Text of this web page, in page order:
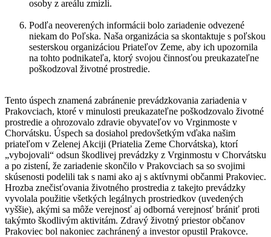
osoby z areálu zmizli.
Podľa neoverených informácii bolo zariadenie odvezené
niekam do Poľska. Naša organizácia sa skontaktuje s poľskou
sesterskou organizáciou Priateľov Zeme, aby ich upozornila
na tohto podnikateľa, ktorý svojou činnosťou preukazateľne
poškodzoval životné prostredie.
Tento úspech znamená zabránenie prevádzkovania zariadenia v
Prakovciach, ktoré v minulosti preukazateľne poškodzovalo životné
prostredie a ohrozovalo zdravie obyvateľov vo Vrginmoste v
Chorvátsku. Úspech sa dosiahol predovšetkým vďaka našim
priateľom v Zelenej Akciji (Priatelia Zeme Chorvátska), ktorí
„vybojovali“ odsun škodlivej prevádzky z Vrginmostu v Chorvátsku
a po zistení, že zariadenie skončilo v Prakovciach sa so svojimi
skúsenosti podelili tak s nami ako aj s aktívnymi občanmi Prakoviec.
Hrozba znečisťovania životného prostredia z takejto prevádzky
vyvolala použitie všetkých legálnych prostriedkov (uvedených
vyššie), akými sa môže verejnosť aj odborná verejnosť brániť proti
takýmto škodlivým aktivitám. Zdravý životný priestor občanov
Prakoviec bol nakoniec zachránený a investor opustil Prakovce.